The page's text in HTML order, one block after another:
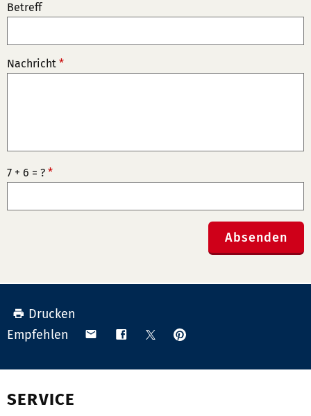
Betreff
Nachricht *
7 + 6 = ? *
Absenden
Drucken
Empfehlen
Teilen Teilen TeilenAnpinnen
SERVICE